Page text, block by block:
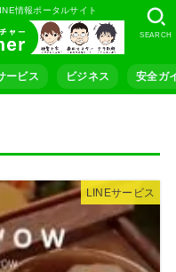
情報ポータルサイト
ービス ビジネス 安全ガ
SEARCH
LINEサービス